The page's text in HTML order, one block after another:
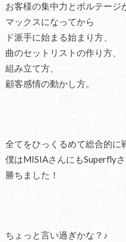
お客様の集中力とボルテージ
マックスになってから
ド派手に始まる始まり方、
曲のセットリストの作り方、
組み立て方、
顧客感情の動かし方。
全てをひっくるめて総合的に
僕はMISIAさんにもSuperfly
勝ちました！
ちょっと言い過ぎかな？♪